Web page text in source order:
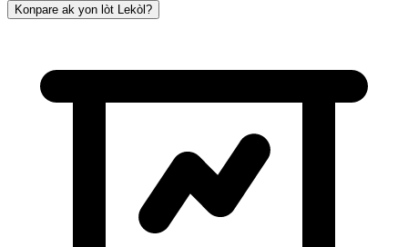
Konpare ak yon lòt Lekòl?